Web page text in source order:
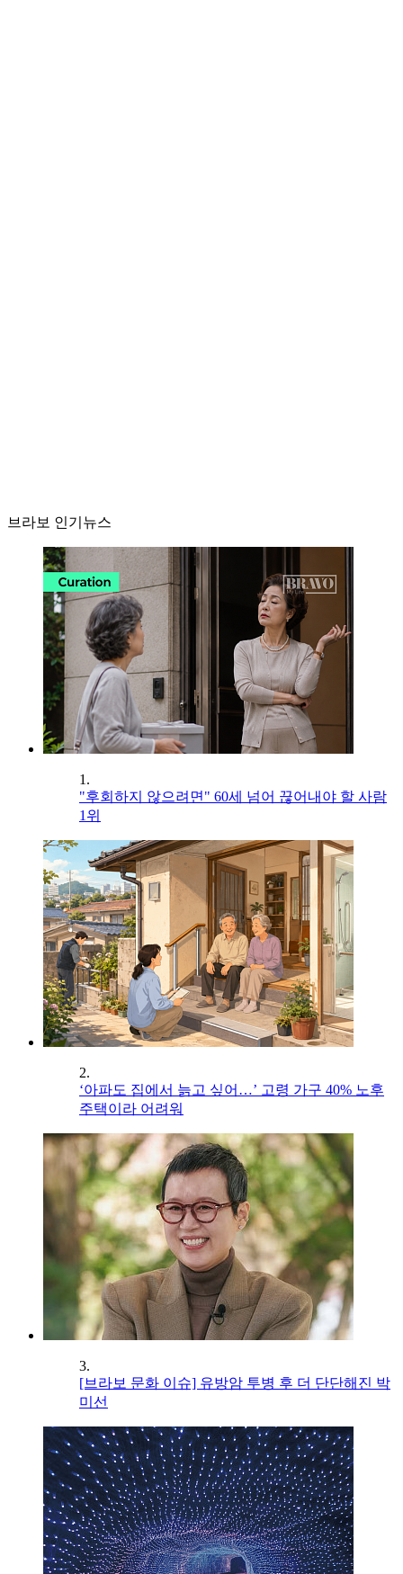
브라보 인기뉴스
1.
"후회하지 않으려면" 60세 넘어 끊어내야 할 사람
1위
2.
‘아파도 집에서 늙고 싶어…’ 고령 가구 40% 노후
주택이라 어려워
3.
[브라보 문화 이슈] 유방암 투병 후 더 단단해진 박
미선